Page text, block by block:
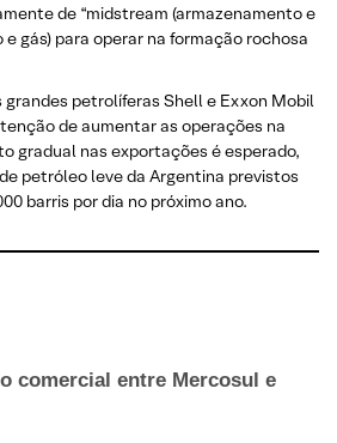
de “midstream (armazenamento e
gás) para operar na formação rochosa
grandes petrolíferas Shell e Exxon Mobil
de aumentar as operações na
gradual nas exportações é esperado,
petróleo leve da Argentina previstos
barris por dia no próximo ano.
comercial entre Mercosul e